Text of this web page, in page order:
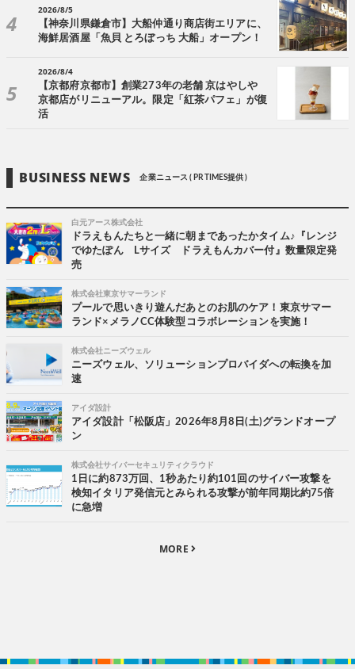
2026/8/5
【神奈川県鎌倉市】大船仲通り商店街エリアに、
海鮮居酒屋「魚貝 とろぼっち 大船」オープン！
2026/8/4
【京都府京都市】創業273年の老舗 京はやしや
京都店がリニューアル。限定「紅茶パフェ」が復
活
BUSINESS NEWS 企業ニュース ( PR TIMES提供 )
白元アース株式会社
ドラえもんたちと一緒に朝まであったかタイム♪『レンジ
でゆたぽん Lサイズ ドラえもんカバー付』数量限定発
売
株式会社東京サマーランド
プールで思いきり遊んだあとのお肌のケア！東京サマー
ランド×メラノCC体験型コラボレーションを実施！
株式会社ニーズウェル
ニーズウェル、ソリューションプロバイダへの転換を加
速
アイダ設計
アイダ設計「松阪店」2026年8月8日(土)グランドオープ
ン
株式会社サイバーセキュリティクラウド
1日に約873万回、1秒あたり約101回のサイバー攻撃を
検知イタリア発信元とみられる攻撃が前年同期比約75倍
に急増
MORE